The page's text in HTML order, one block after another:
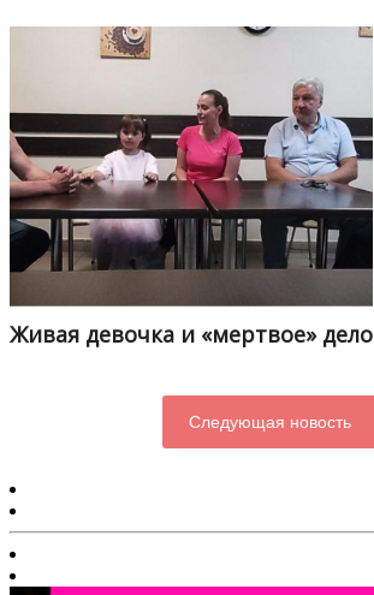
Живая девочка и «мертвое» дело
Следующая новость